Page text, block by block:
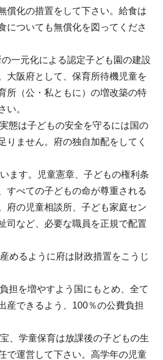
償化の措置をして下さい。給食は
についても無償化を図ってくださ
一元化による認定子ども園の建設
大阪府として、保育所待機児童を
所（公・私ともに）の増改築の特
い。
態は子どもの安全を守るには国の
りません。府の独自加配をしてく
ます。児童憲章、子どもの権利条
すべての子どもの命が尊重される
府の児童相談所、子ども家庭セン
司など、必要な職員を正規で配置
めるように府は財政措置をこうじ
担を増やすよう国にもとめ、全て
産できるよう、100％の公費負担
、学童保育は放課後の子どもの生
で運営して下さい。高学年の児童